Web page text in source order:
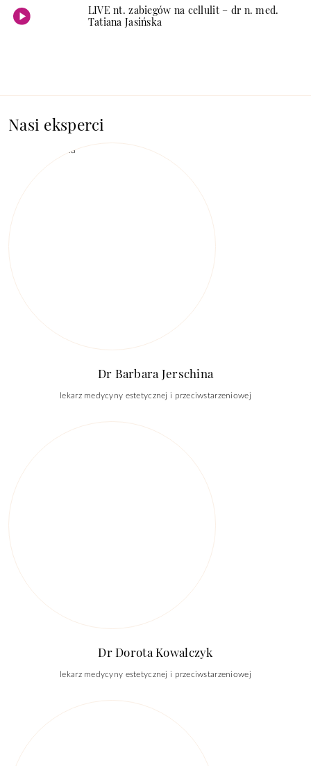
LIVE nt. zabiegów na cellulit – dr n. med.
Tatiana Jasińska
Nasi eksperci
Dr Barbara Jerschina
lekarz medycyny estetycznej i przeciwstarzeniowej
Dr Dorota Kowalczyk
lekarz medycyny estetycznej i przeciwstarzeniowej